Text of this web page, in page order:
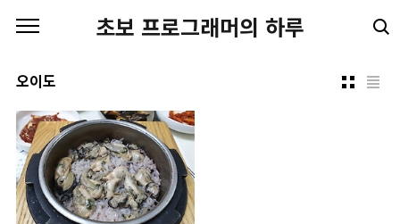
초보 프로그래머의 하루
오이도